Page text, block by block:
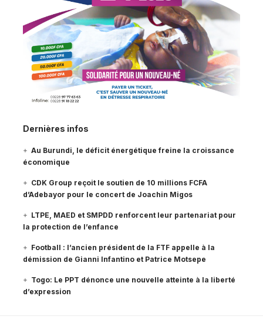
Dernières infos
Au Burundi, le déficit énergétique freine la croissance
économique
CDK Group reçoit le soutien de 10 millions FCFA
d’Adebayor pour le concert de Joachin Migos
LTPE, MAED et SMPDD renforcent leur partenariat pour
la protection de l’enfance
Football : l’ancien président de la FTF appelle à la
démission de Gianni Infantino et Patrice Motsepe
Togo: Le PPT dénonce une nouvelle atteinte à la liberté
d’expression